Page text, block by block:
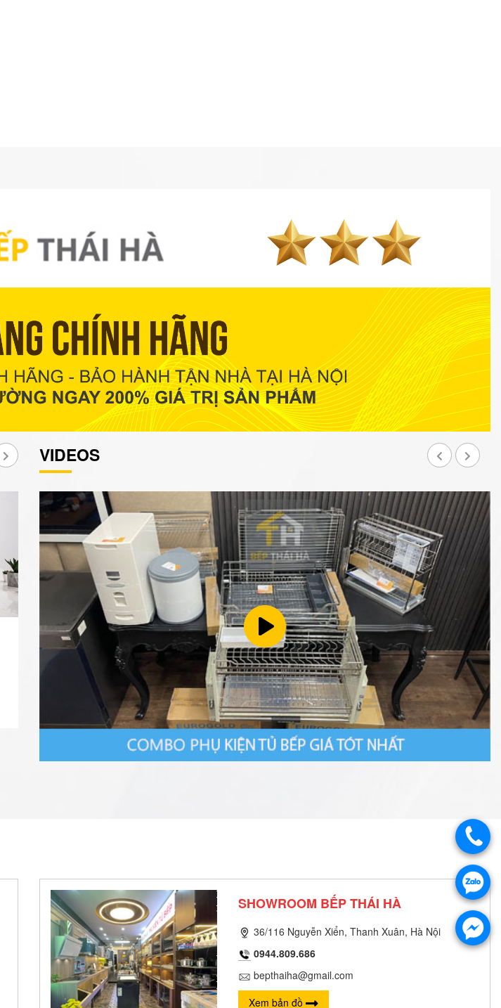
VIDEOS
SHOWROOM BẾP THÁI HÀ
36/116 Nguyễn Xiển, Thanh Xuân, Hà Nội
0944.809.686
bepthaiha@gmail.com
Xem bản đồ